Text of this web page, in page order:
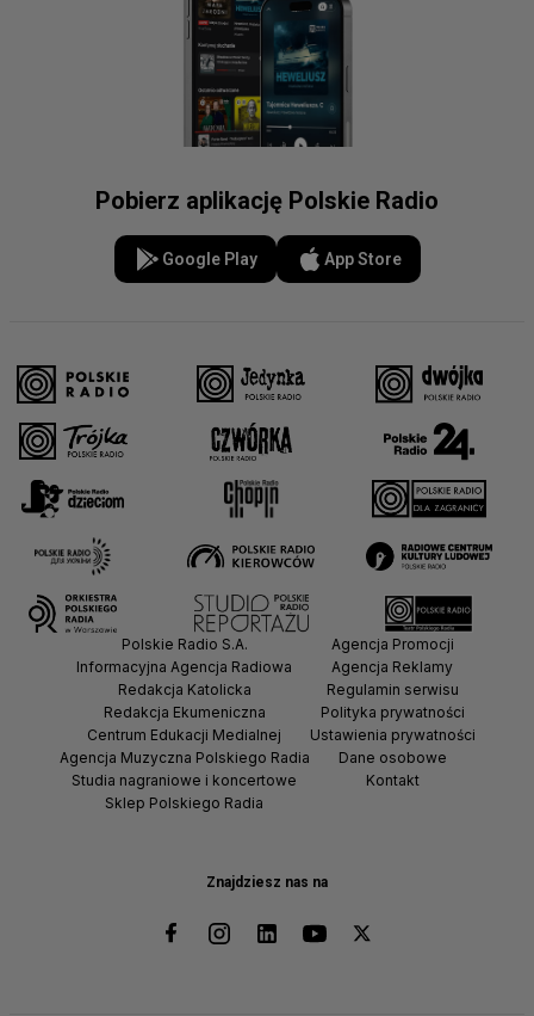
Pobierz aplikację Polskie Radio
Google Play App Store
Znajdziesz nas na
Polskie Radio S.A.
Informacyjna Agencja Radiowa
Redakcja Katolicka
Redakcja Ekumeniczna
Centrum Edukacji Medialnej
Agencja Muzyczna Polskiego Radia
Studia nagraniowe i koncertowe
Sklep Polskiego Radia
Agencja Promocji
Agencja Reklamy
Regulamin serwisu
Polityka prywatności
Ustawienia prywatności
Dane osobowe
Kontakt